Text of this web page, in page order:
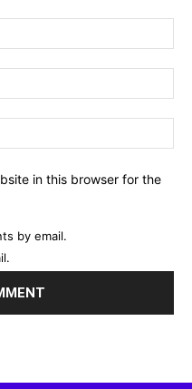
in this browser for the
by email.